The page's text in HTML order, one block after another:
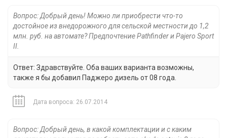
Вопрос: Добрый день! Можно ли приобрести что-то
достойное из внедорожного для сельской местности до 1,2
млн. руб. на автомате? Предпочтение Pathfinder и Pajero Sport
II.
Ответ: Здравствуйте. Оба ваших варианта возможны,
также я бы добавил Паджеро дизель от 08 года.
Дата вопроса: 26.07.2014
Вопрос: Добрый день, в какой комплектации и с каким